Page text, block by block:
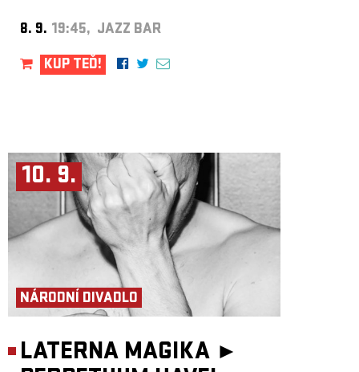
8. 9. 19:45, JAZZ BAR
KUP TEĎ!
10. 9.
NÁRODNÍ DIVADLO
LATERNA MAGIKA ►